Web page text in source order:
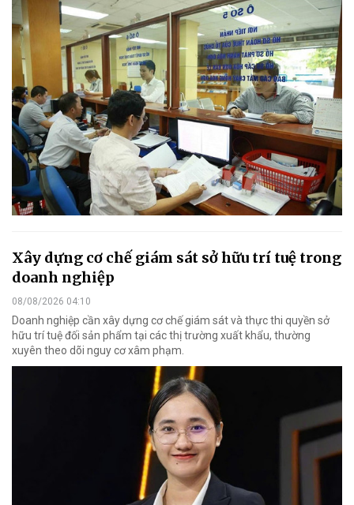
Xây dựng cơ chế giám sát sở hữu trí tuệ trong
doanh nghiệp
08/08/2026 04:10
Doanh nghiệp cần xây dựng cơ chế giám sát và thực thi quyền sở
hữu trí tuệ đối sản phẩm tại các thị trường xuất khẩu, thường
xuyên theo dõi nguy cơ xâm phạm.